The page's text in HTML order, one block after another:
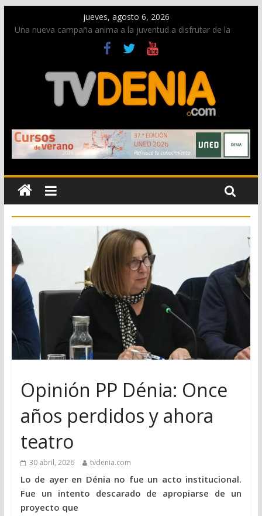
jueves, agosto 6, 2026
Una nueva campaña anima a la juventud a disfrutar de la
Paco Adsuar dona al Arxiu de Dénia más de 50.000 imágenes
de la memoria visual de la ciudad
La Entraeta Festera llena de ambiente la calle Marqués de
Campo con la recepción a la Capitanía Cristiana
El XII Festival de Jazz de Dénia reunirá durante agosto a
figuras nacionales e internacionales en los Jardins de
Torrecremada
Los Moros y Cristianos 2026 reciben las llaves de la ciudad y
dan inicio a las fiestas en Dénia
Opinión PP Dénia: Once
años perdidos y ahora
teatro
30 abril, 2026 tvdenia.com
Lo de ayer en Dénia no fue un acto institucional.
Fue un intento descarado de apropiarse de un
proyecto que